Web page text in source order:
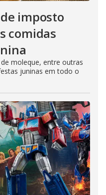
imposto
comidas
moleque, entre outras
juninas em todo o